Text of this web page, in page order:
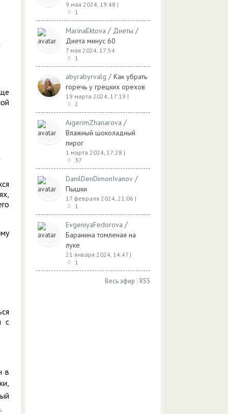
с
в
9 мая 2024, 19:48 |
1
MarinaEktova / Диеты /
Диета минус 60
7 мая 2024, 17:54
1
abyrabyrvalg / Как убрать
горечь у грецких орехов
19 марта 2024, 17:19 |
2
AigerimZhanarova /
Влажный шоколадный
пирог
1 марта 2024, 17:28 |
37
DanilDenDimonIvanov /
Пышки
17 февраля 2024, 21:06 |
1
EvgeniyaFedorova /
Баранина томленая на
луке
21 января 2024, 14:47 |
1
Весь эфир | RSS